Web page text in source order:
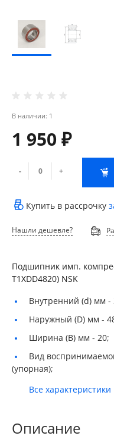
В наличии: 1
1 950 ₽
- +
Купить в рассрочку
Нашли дешевле?
Подшипник имп.
T1XDD4820) NSK
Внутренний (d) мм -
Наружный (D) мм -
Ширина (B) мм - 20;
Вид
(упорная);
Все характеристики
Описание